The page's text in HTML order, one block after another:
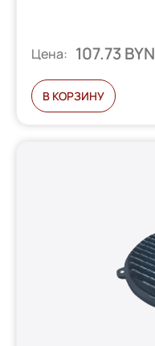
Цена: 107.73 BYN
В КОРЗИНУ